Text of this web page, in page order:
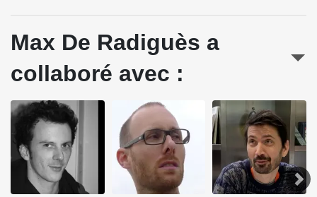
Max De Radiguès a
collaboré avec :